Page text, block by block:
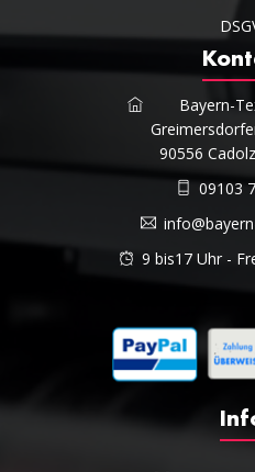
Bayern-
90556
09103
9 bis17 Uhr -